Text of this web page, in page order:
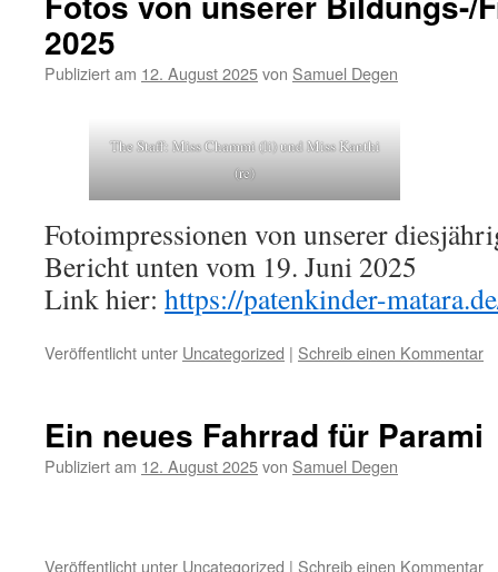
2025
Publiziert am 12. August 2025von Samuel Degen
The Staff: Miss Chammi (li) und Miss Kanthi
(re)
Fotoimpressionen von unserer
Bericht unten vom 19. Juni 2025
Link hier: https://patenkinder-
Veröffentlicht unter Uncategorized | Schreib einen Kommentar
Ein neues Fahrrad für Parami
Publiziert am 12. August 2025von Samuel Degen
Veröffentlicht unter Uncategorized | Schreib einen Kommentar